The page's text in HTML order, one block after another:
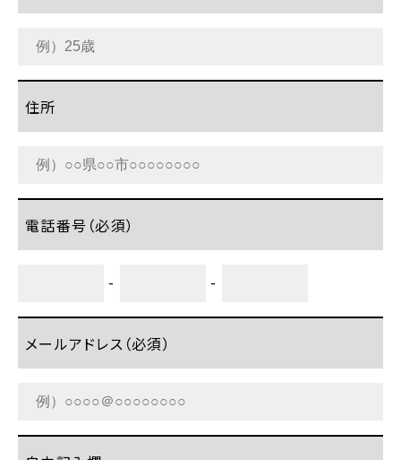
住所
電話番号（必須）
- -
メールアドレス（必須）